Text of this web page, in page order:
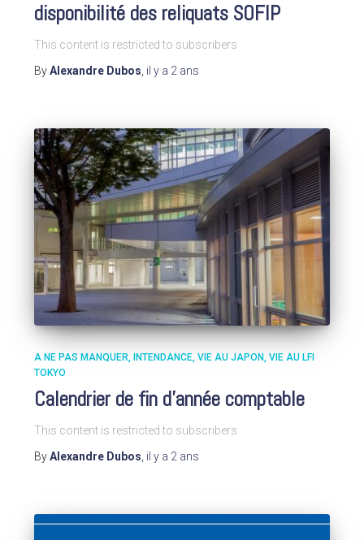
disponibilité des reliquats SOFIP
This content is restricted to subscribers
ByAlexandre Dubos, il y a 2 ans
A NE PAS MANQUER INTENDANCE VIE AU JAPON VIE AU LFI
TOKYO
Calendrier de fin d’année comptable
This content is restricted to subscribers
ByAlexandre Dubos il y a 2 ans